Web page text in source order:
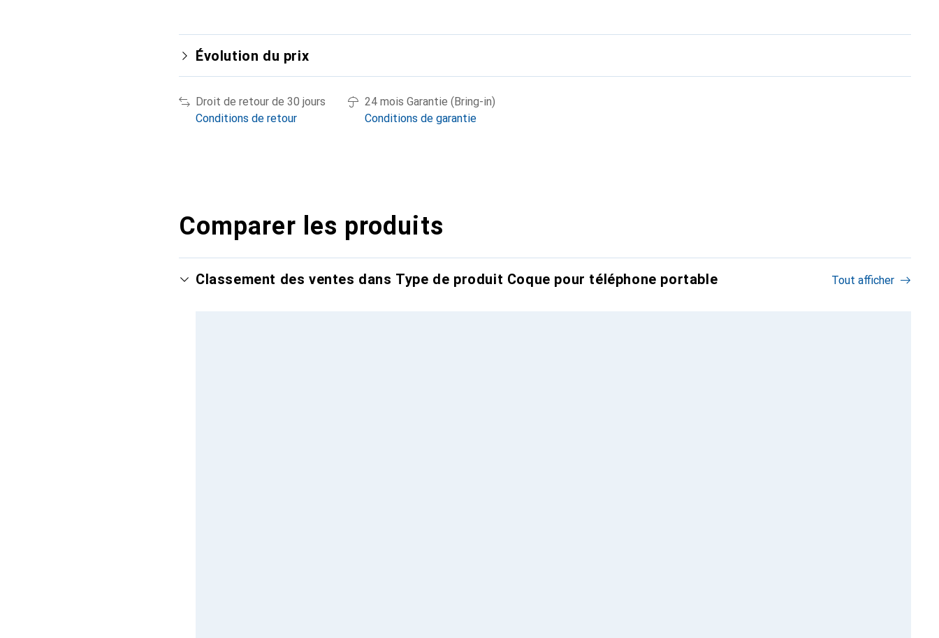
Évolution du prix
Droit de retour de 30 jours
Conditions de retour
24 mois Garantie (Bring-in)
Conditions de garantie
Comparer les produits
Classement des ventes dans Type de produit Coque pour téléphone portable Tout afficher